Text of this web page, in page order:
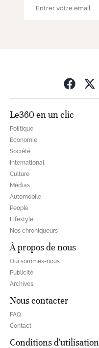
Le360 en un clic
Politique
Economie
Société
International
Culture
Médias
Automobile
People
Lifestyle
Nos chroniqueurs
À propos de nous
Qui sommes-nous
Publicité
Archives
Nous contacter
FAQ
Contact
Conditions d'utilisation